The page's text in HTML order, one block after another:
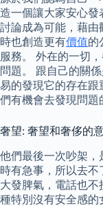
造一個讓大家安心發
討論成為可能，藉由
時也創造更有價值的
服務。 外在的一切
問題。 跟自己的關
易的發現它的存在跟
們有機會去發現問題
奢望: 奢望和奢侈的
他們最後一次吵架，
時有急事，所以去
大發脾氣，電話也
種特別沒有安全感的